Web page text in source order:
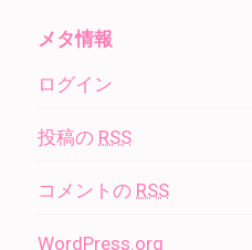
メタ情報
ログイン
投稿の RSS
コメントの RSS
WordPress.org